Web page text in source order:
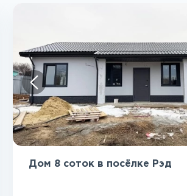
Дом 8 соток в посёлке Рэд